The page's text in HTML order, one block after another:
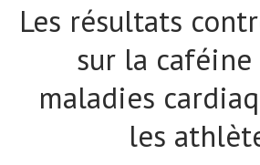
Les résultats
sur la
maladies
les